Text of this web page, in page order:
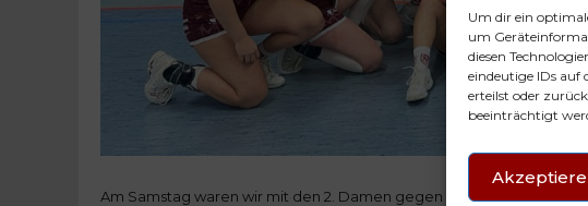
Um dir ein
um
diesen
eindeutige IDs auf
erteilst oder
beeinträchtigt
Am Samstag waren wir mit den 2. Damen gegen den Boizenburger